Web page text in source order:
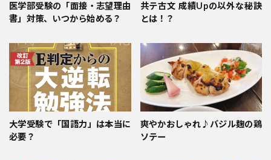
医学部受験の「面接・志望理由
書」対策、いつから始める？
共テ古文 成績Upの以外な秘訣
とは！？
大学受験で「国語力」は本当に
必要？
爽やかおしゃれ♪バジル麹の鶏
ソテー